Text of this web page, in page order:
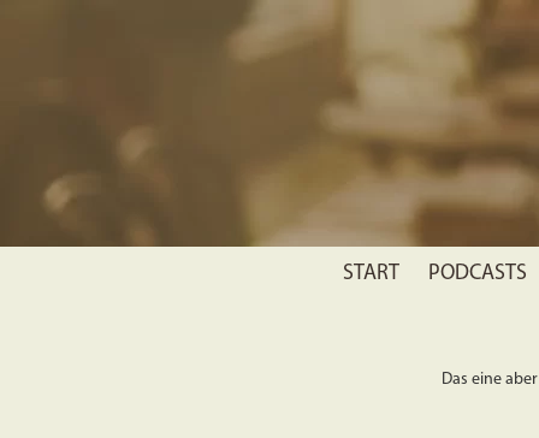
START PODCASTS
Das eine